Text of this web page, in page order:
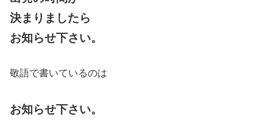
決まりましたら
お知らせ下さい。
敬語で書いているのは
お知らせ下さい。